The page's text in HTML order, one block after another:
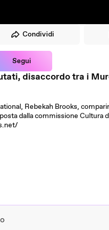
Condividi
Segui
disaccordo tra i
Rebekah Brooks,
dalla commissione Cultura